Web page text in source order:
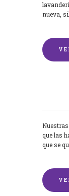
nueva,
que las
que se